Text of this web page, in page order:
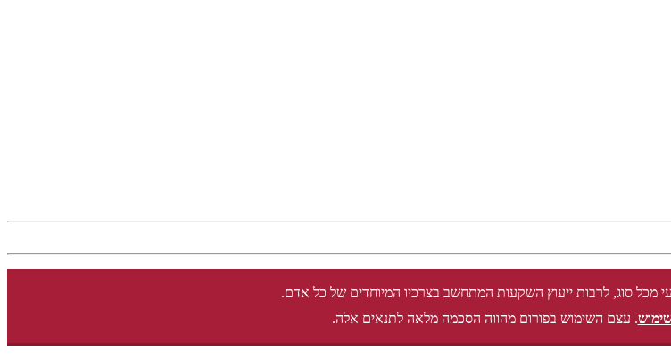
מכל סוג, לרבות ייעוץ השקעות המתחשב בצרכיו המיוחדים של כל אדם.
. עצם השימוש בפורום מהווה הסכמה מלאה לתנאים אלה.